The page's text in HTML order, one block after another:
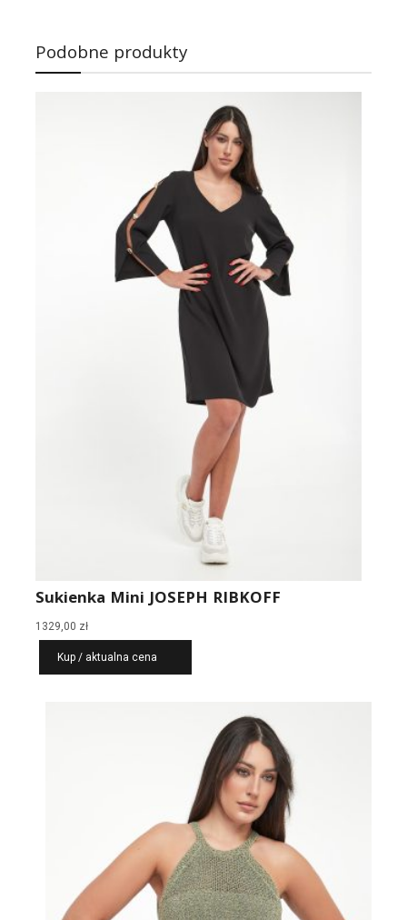
Podobne produkty
Sukienka Mini JOSEPH RIBKOFF
1329,00 zł
Kup / aktualna cena